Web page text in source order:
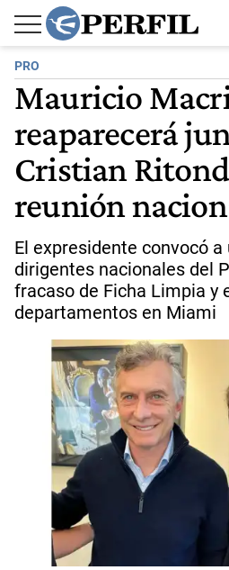
PRO
Mauricio
reaparecerá
Cristian
reunión
El expresidente convocó
dirigentes nacionales del
fracaso de Ficha Limpia y
departamentos en Miami